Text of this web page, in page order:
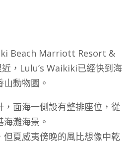
Beach Marriott Resort &
，Lulu’s Waikiki已經快到海
動物園。
，面海一側設有整排座位，從
灘海景。
但夏威夷傍晚的風比想像中乾